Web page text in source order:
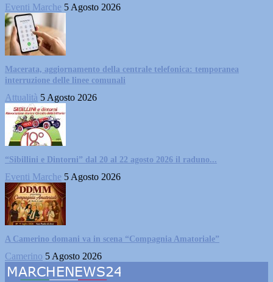
Eventi Marche 5 Agosto 2026
Macerata, aggiornamento della centrale telefonica: temporanea
interruzione delle linee comunali
Attualità 5 Agosto 2026
“Sibillini e Dintorni” dal 20 al 22 agosto 2026 il raduno...
Eventi Marche 5 Agosto 2026
A Camerino domani va in scena “Compagnia Amatoriale”
Camerino 5 Agosto 2026